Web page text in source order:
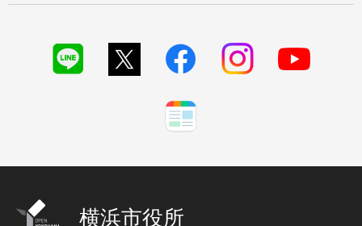
横浜市役所